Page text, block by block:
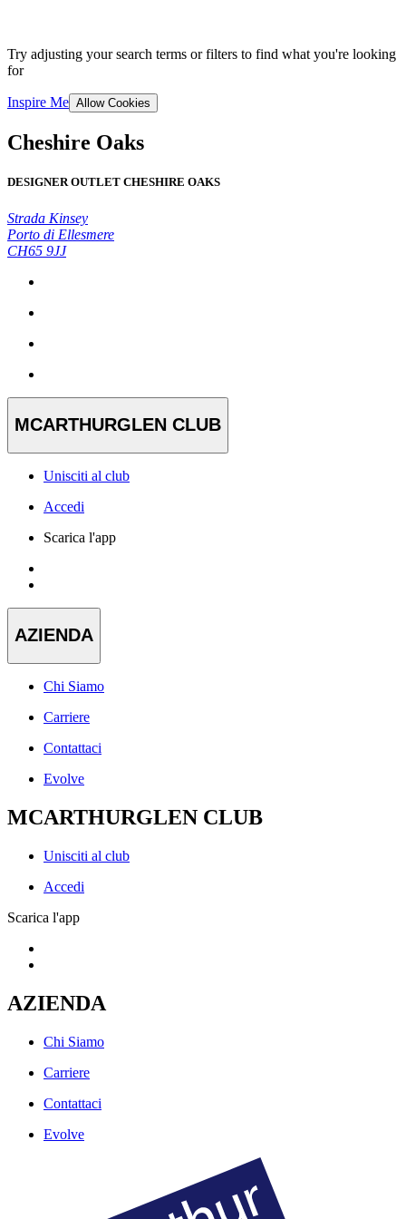
Try adjusting your search terms or filters to find what you're looking
for
Inspire Me Allow Cookies
Cheshire Oaks
DESIGNER OUTLET CHESHIRE OAKS
Strada Kinsey
Porto di Ellesmere
CH65 9JJ
MCARTHURGLEN CLUB
Unisciti al club
Accedi
Scarica l'app
AZIENDA
Chi Siamo
Carriere
Contattaci
Evolve
MCARTHURGLEN CLUB
Unisciti al club
Accedi
Scarica l'app
AZIENDA
Chi Siamo
Carriere
Contattaci
Evolve